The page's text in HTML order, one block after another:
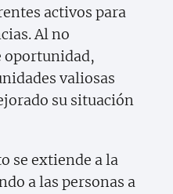
activos para
Al no
oportunidad,
valiosas
su situación
se extiende a la
a las personas a